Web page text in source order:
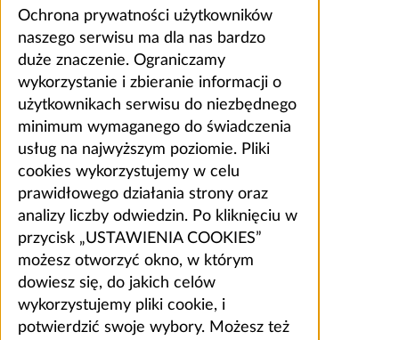
Ochrona prywatności użytkowników
naszego serwisu ma dla nas bardzo
duże znaczenie. Ograniczamy
wykorzystanie i zbieranie informacji o
użytkownikach serwisu do niezbędnego
minimum wymaganego do świadczenia
usług na najwyższym poziomie. Pliki
cookies wykorzystujemy w celu
prawidłowego działania strony oraz
analizy liczby odwiedzin. Po kliknięciu w
przycisk „USTAWIENIA COOKIES”
możesz otworzyć okno, w którym
dowiesz się, do jakich celów
wykorzystujemy pliki cookie, i
potwierdzić swoje wybory. Możesz też